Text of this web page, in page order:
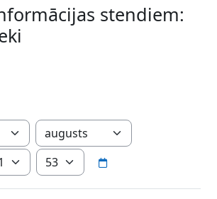
stendiem:
Mēnesis
Minūte